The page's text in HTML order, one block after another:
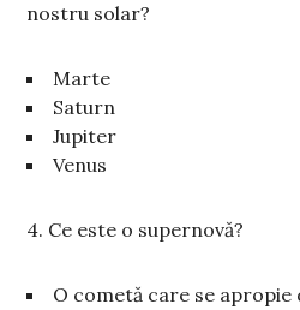
nostru solar?
Marte
Saturn
Jupiter
Venus
4. Ce este o supernovă?
O cometă care se apropie